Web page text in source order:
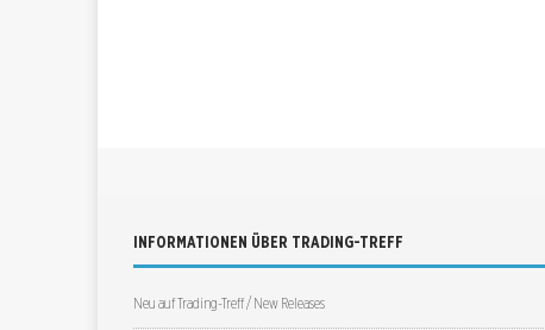
INFORMATIONEN ÜBER TRADING-TREFF
Neu auf Trading-Treff / New Releases